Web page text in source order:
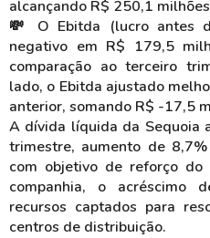
alcançando R$ 250,1
💸 O Ebitda (lucro antes
negativo em R$ 179,5
comparação ao terceiro
lado, o Ebitda ajustado
anterior, somando R$ -17,5
A dívida líquida da Sequoia
trimestre, aumento de
com objetivo de reforço
companhia, o acréscimo
recursos captados para
centros de distribuição.